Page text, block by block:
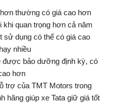
thường có giá cao hơn
khi quan trọng hơn cả năm
sử dụng có thể có giá cao
nhiều
được bảo dưỡng định kỳ, có
hơn
trợ của TMT Motors trong
hãng giúp xe Tata giữ giá tốt